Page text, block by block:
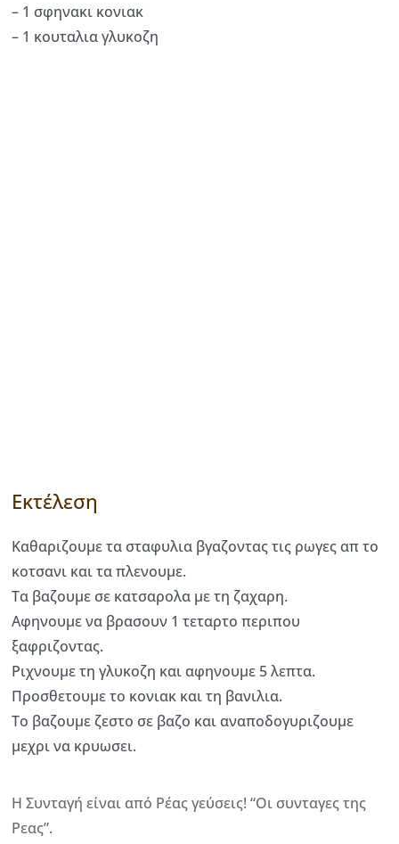
– 1 σφηνακι κονιακ
– 1 κουταλια γλυκοζη
Εκτέλεση
Καθαριζουμε τα σταφυλια βγαζοντας τις ρωγες απ το
κοτσανι και τα πλενουμε.
Τα βαζουμε σε κατσαρολα με τη ζαχαρη.
Αφηνουμε να βρασουν 1 τεταρτο περιπου
ξαφριζοντας.
Ριχνουμε τη γλυκοζη και αφηνουμε 5 λεπτα.
Προσθετουμε το κονιακ και τη βανιλια.
Το βαζουμε ζεστο σε βαζο και αναποδογυριζουμε
μεχρι να κρυωσει.
Η Συνταγή είναι από Ρέας γεύσεις! “Οι συνταγες της
Ρεας”.